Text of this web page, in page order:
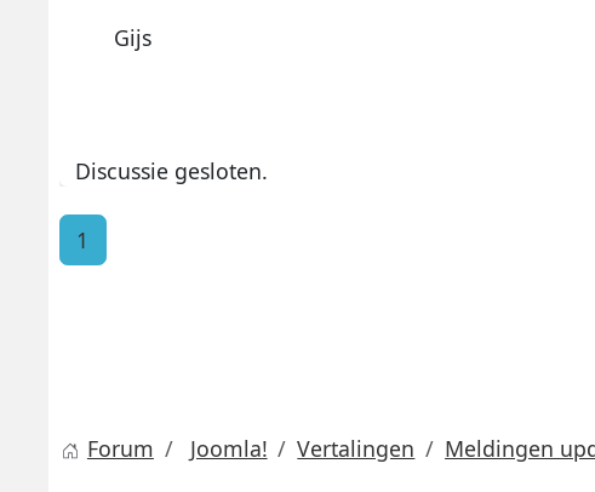
Gijs
Discussie gesloten.
1
Forum Joomla! Vertalingen Meldingen